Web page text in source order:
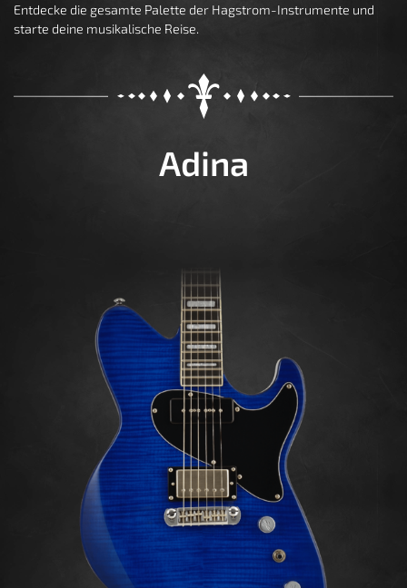
Entdecke die gesamte Palette der Hagstrom-Instrumente und
starte deine musikalische Reise.
Adina